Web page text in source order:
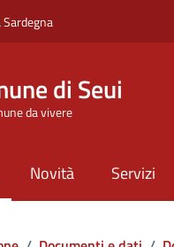
di Seui
da vivere
Novità Servizi